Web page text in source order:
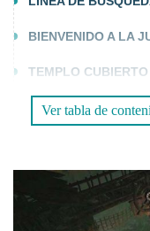
BIENVENIDO A LA
TEMPLO
INCURSIÓN
CORAZÓN DE LA
HABLA CON EL
Ver tabla de